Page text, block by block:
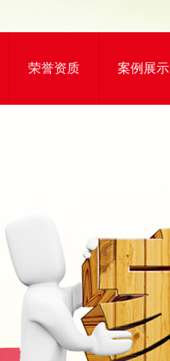
荣誉资质 案例展示